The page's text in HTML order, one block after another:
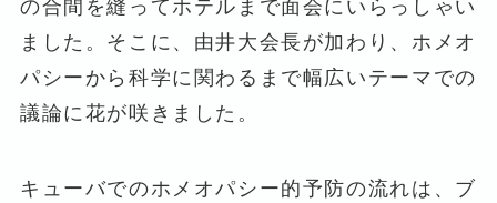
の合間を縫ってホテルまで面会にいらっしゃい
ました。そこに、由井大会長が加わり、ホメオ
パシーから科学に関わるまで幅広いテーマでの
議論に花が咲きました。
キューバでのホメオパシー的予防の流れは、ブ